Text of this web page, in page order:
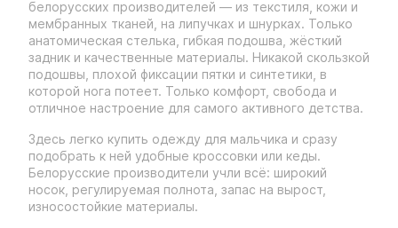
белорусских производителей — из текстиля, кожи и
мембранных тканей, на липучках и шнурках. Только
анатомическая стелька, гибкая подошва, жёсткий
задник и качественные материалы. Никакой скользкой
подошвы, плохой фиксации пятки и синтетики, в
которой нога потеет. Только комфорт, свобода и
отличное настроение для самого активного детства.
Здесь легко купить одежду для мальчика и сразу
подобрать к ней удобные кроссовки или кеды.
Белорусские производители учли всё: широкий
носок, регулируемая полнота, запас на вырост,
износостойкие материалы.